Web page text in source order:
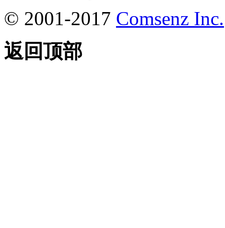
© 2001-2017 Comsenz Inc.
返回顶部